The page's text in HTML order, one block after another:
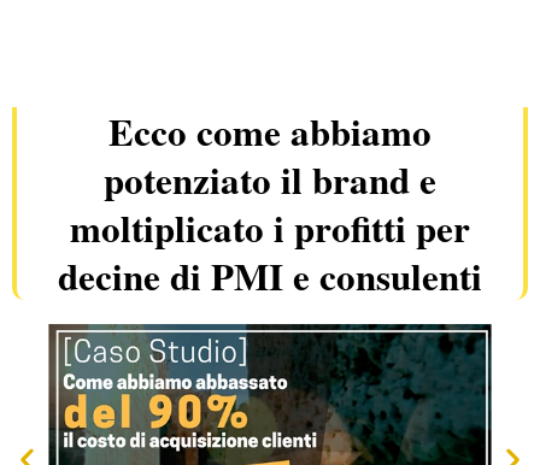
Ecco come abbiamo
potenziato il brand e
moltiplicato i profitti per
decine di PMI e consulenti